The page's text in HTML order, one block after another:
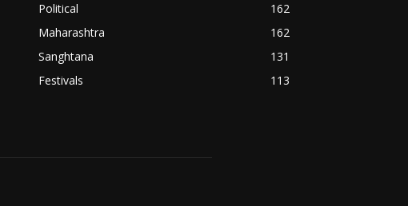
Political
162
Maharashtra
162
Sanghtana
131
Festivals
113